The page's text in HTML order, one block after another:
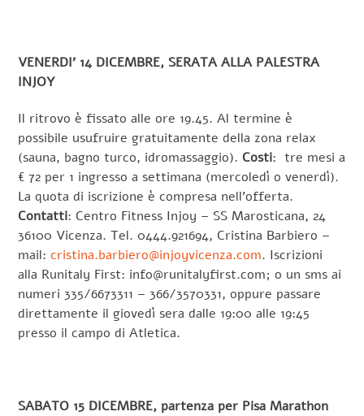
VENERDI’ 14 DICEMBRE, SERATA ALLA PALESTRA
INJOY
Il ritrovo è fissato alle ore 19.45. Al termine è
possibile usufruire gratuitamente della zona relax
(sauna, bagno turco, idromassaggio). Costi: tre mesi a
€ 72 per 1 ingresso a settimana (mercoledì o venerdì).
La quota di iscrizione è compresa nell’offerta.
Contatti: Centro Fitness Injoy – SS Marosticana, 24
36100 Vicenza. Tel. 0444.921694, Cristina Barbiero –
mail:cristina.barbiero@injoyvicenza.com. Iscrizioni
alla Runitaly First: info@runitalyfirst.com; o un sms ai
numeri 335/6673311 – 366/3570331, oppure passare
direttamente il giovedì sera dalle 19:00 alle 19:45
presso il campo di Atletica.
SABATO 15 DICEMBRE, partenza per Pisa Marathon